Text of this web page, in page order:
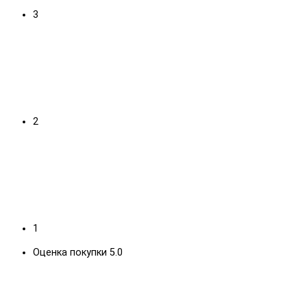
3
2
1
Оценка покупки 5.0